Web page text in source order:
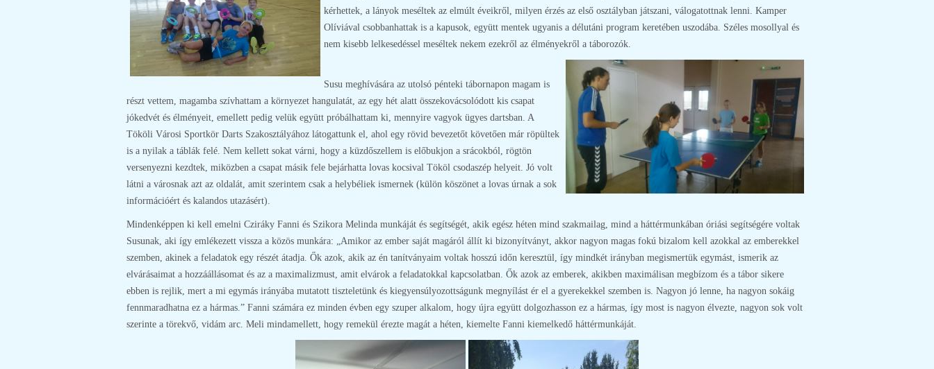
kérhettek, a lányok meséltek az elmúlt éveikről, milyen érzés az első osztályban játszani, válogatottnak lenni. Kamper
Olíviával csobbanhattak is a kapusok, együtt mentek ugyanis a délutáni program keretében uszodába. Széles mosollyal és
nem kisebb lelkesedéssel meséltek nekem ezekről az élményekről a táborozók.
Susu meghívására az utolsó pénteki tábornapon magam is
részt vettem, magamba szívhattam a környezet hangulatát, az egy hét alatt összekovácsolódott kis csapat
jókedvét és élményeit, emellett pedig velük együtt próbálhattam ki, mennyire vagyok ügyes dartsban. A
Tököli Városi Sportkör Darts Szakosztályához látogattunk el, ahol egy rövid bevezetőt követően már röpültek
is a nyilak a táblák felé. Nem kellett sokat várni, hogy a küzdőszellem is előbukjon a srácokból, rögtön
versenyezni kezdtek, miközben a csapat másik fele bejárhatta lovas kocsival Tököl csodaszép helyeit. Jó volt
látni a városnak azt az oldalát, amit szerintem csak a helybéliek ismernek (külön köszönet a lovas úrnak a sok
információért és kalandos utazásért).
Mindenképpen ki kell emelni Cziráky Fanni és Szikora Melinda munkáját és segítségét, akik egész héten mind szakmailag, mind a háttérmunkában óriási segítségére voltak
Susunak, aki így emlékezett vissza a közös munkára: „Amikor az ember saját magáról állít ki bizonyítványt, akkor nagyon magas fokú bizalom kell azokkal az emberekkel
szemben, akinek a feladatok egy részét átadja. Ők azok, akik az én tanítványaim voltak hosszú időn keresztül, így mindkét irányban megismertük egymást, ismerik az
elvárásaimat a hozzáállásomat és az a maximalizmust, amit elvárok a feladatokkal kapcsolatban. Ők azok az emberek, akikben maximálisan megbízom és a tábor sikere
ebben is rejlik, mert a mi egymás irányába mutatott tiszteletünk és kiegyensúlyozottságunk megnyílást ér el a gyerekekkel szemben is. Nagyon jó lenne, ha nagyon sokáig
fennmaradhatna ez a hármas.” Fanni számára ez minden évben egy szuper alkalom, hogy újra együtt dolgozhasson ez a hármas, így most is nagyon élvezte, nagyon sok volt
szerinte a törekvő, vidám arc. Meli mindamellett, hogy remekül érezte magát a héten, kiemelte Fanni kiemelkedő háttérmunkáját.